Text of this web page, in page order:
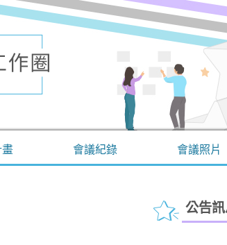
會議紀錄 會議照片
公告